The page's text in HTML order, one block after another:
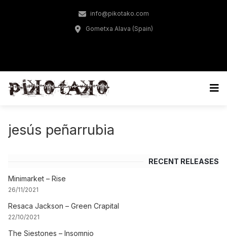
info@pikotako.com
Gometxa Alava (Spain)
jesús peñarrubia
RECENT RELEASES
Minimarket – Rise
26/11/2021
Resaca Jackson – Green Crapital
22/10/2021
The Siestones – Insomnio